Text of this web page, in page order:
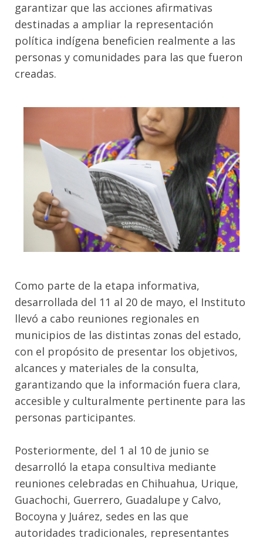
garantizar que las acciones afirmativas
destinadas a ampliar la representación
política indígena beneficien realmente a las
personas y comunidades para las que fueron
creadas.
Como parte de la etapa informativa,
desarrollada del 11 al 20 de mayo, el Instituto
llevó a cabo reuniones regionales en
municipios de las distintas zonas del estado,
con el propósito de presentar los objetivos,
alcances y materiales de la consulta,
garantizando que la información fuera clara,
accesible y culturalmente pertinente para las
personas participantes.
Posteriormente, del 1 al 10 de junio se
desarrolló la etapa consultiva mediante
reuniones celebradas en Chihuahua, Urique,
Guachochi, Guerrero, Guadalupe y Calvo,
Bocoyna y Juárez, sedes en las que
autoridades tradicionales, representantes